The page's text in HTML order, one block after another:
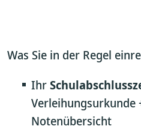
Was Sie in der Regel
Ihr
Verleihungsurkunde
Notenübersicht